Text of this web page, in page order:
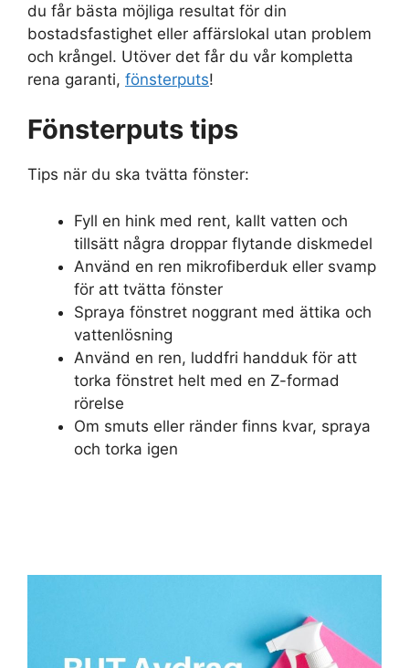
du får bästa möjliga resultat för din
bostadsfastighet eller affärslokal utan problem
och krångel. Utöver det får du vår kompletta
rena garanti, fönsterputs!
Fönsterputs tips
Tips när du ska tvätta fönster:
Fyll en hink med rent, kallt vatten och
tillsätt några droppar flytande diskmedel
Använd en ren mikrofiberduk eller svamp
för att tvätta fönster
Spraya fönstret noggrant med ättika och
vattenlösning
Använd en ren, luddfri handduk för att
torka fönstret helt med en Z-formad
rörelse
Om smuts eller ränder finns kvar, spraya
och torka igen